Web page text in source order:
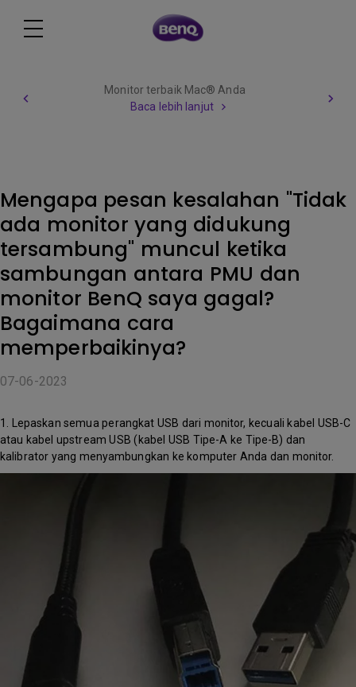
Monitor terbaik Mac® Anda
Baca lebih lanjut
Mengapa pesan kesalahan "Tidak
ada monitor yang didukung
tersambung" muncul ketika
sambungan antara PMU dan
monitor BenQ saya gagal?
Bagaimana cara
memperbaikinya?
07-06-2023
1. Lepaskan semua perangkat USB dari monitor, kecuali kabel USB-C
atau kabel upstream USB (kabel USB Tipe-A ke Tipe-B) dan
kalibrator yang menyambungkan ke komputer Anda dan monitor.